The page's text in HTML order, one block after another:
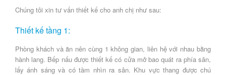
Chúng tôi xin tư vấn thiết kế cho anh chị như sau:
Thiết kế tầng 1:
Phòng khách và ăn nên cùng 1 không gian, liên hệ với nhau bằng
hành lang. Bếp nấu được thiết kế có cửa mở bao quát ra phía sân,
lấy ánh sáng và có tầm nhìn ra sân. Khu vực thang được chú